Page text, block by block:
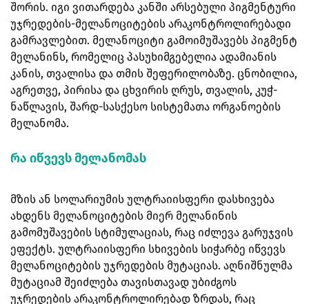
შორის. იგი ვითარდება კანში არსებული პიგმენტური
უჯრედების-მელანოციტების არაკონტროლირებადი
გამრავლებით. მელანოციტი გამოიმუშავებს პიგმენტ
მელანინს, რომელიც პასუხიმგებელია ადამიანის
კანის, თვალისა და თმის შეფერილობაზე. ცნობილია,
აგრეთვე, პირისა და ცხვირის ღრუს, თვალის, კუჭ-
ნაწლავის, შარდ-სასქესო სისტემათა ორგანოების
მელანომა.
რა იწვევს მელანომას
მზის ან სოლარიუმის ულტრაიისფერი დასხივება
ახდენს მელანოციტების მიერ მელანინის
გამომუშავების სტიმულაციას, რაც იძლევა გარუჯვის
ეფექტს. ულტრაიისფერი სხივების სიჭარბე იწვევს
მელანოციტების უჯრედების მუტაციას. აღნიშნულმა
მუტაციამ შეიძლება თავისთავად უბიძგოს
უჯრედების არაკონტროლირებად ზრდას, რაც